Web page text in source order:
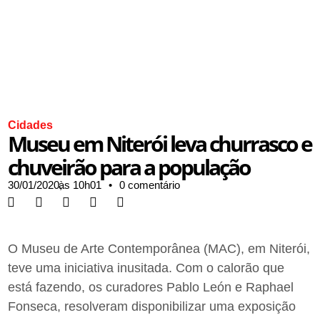
Cidades
Museu em Niterói leva churrasco e
chuveirão para a população
30/01/2020,às 10h01 • 0 comentário
O Museu de Arte Contemporânea (MAC), em Niterói,
teve uma iniciativa inusitada. Com o calorão que
está fazendo, os curadores Pablo León e Raphael
Fonseca, resolveram disponibilizar uma exposição